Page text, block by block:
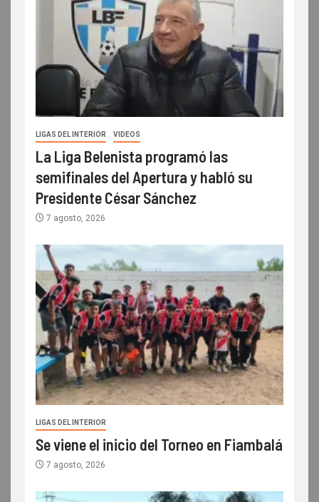
LIGAS DEL INTERIOR VIDEOS
La Liga Belenista programó las
semifinales del Apertura y habló su
Presidente César Sánchez
7 agosto, 2026
LIGAS DEL INTERIOR
Se viene el inicio del Torneo en Fiambalá
7 agosto, 2026